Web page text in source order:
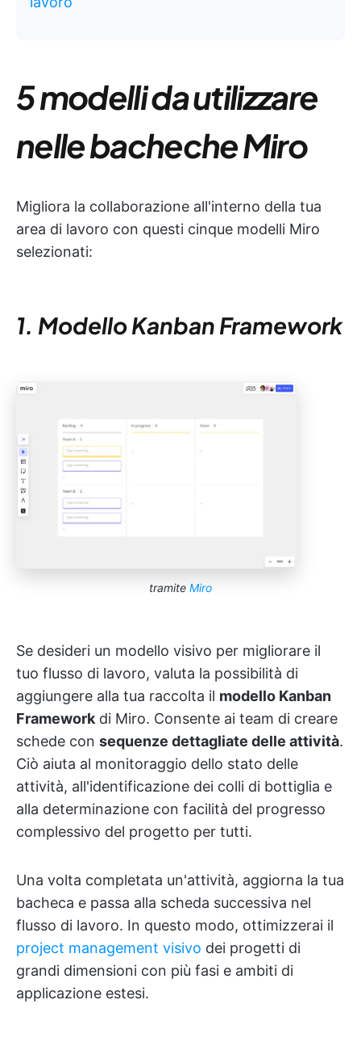
5 modelli da utilizzare
nelle bacheche Miro
Migliora la collaborazione all'interno della tua
area di lavoro con questi cinque modelli Miro
selezionati:
1. Modello Kanban Framework
tramite Miro
Se desideri un modello visivo per migliorare il
tuo flusso di lavoro, valuta la possibilità di
aggiungere alla tua raccolta il modello Kanban
Framework di Miro. Consente ai team di creare
schede con sequenze dettagliate delle attività.
Ciò aiuta al monitoraggio dello stato delle
attività, all'identificazione dei colli di bottiglia e
alla determinazione con facilità del progresso
complessivo del progetto per tutti.
Una volta completata un'attività, aggiorna la tua
bacheca e passa alla scheda successiva nel
flusso di lavoro. In questo modo, ottimizzerai il
project management visivo dei progetti di
grandi dimensioni con più fasi e ambiti di
applicazione estesi.